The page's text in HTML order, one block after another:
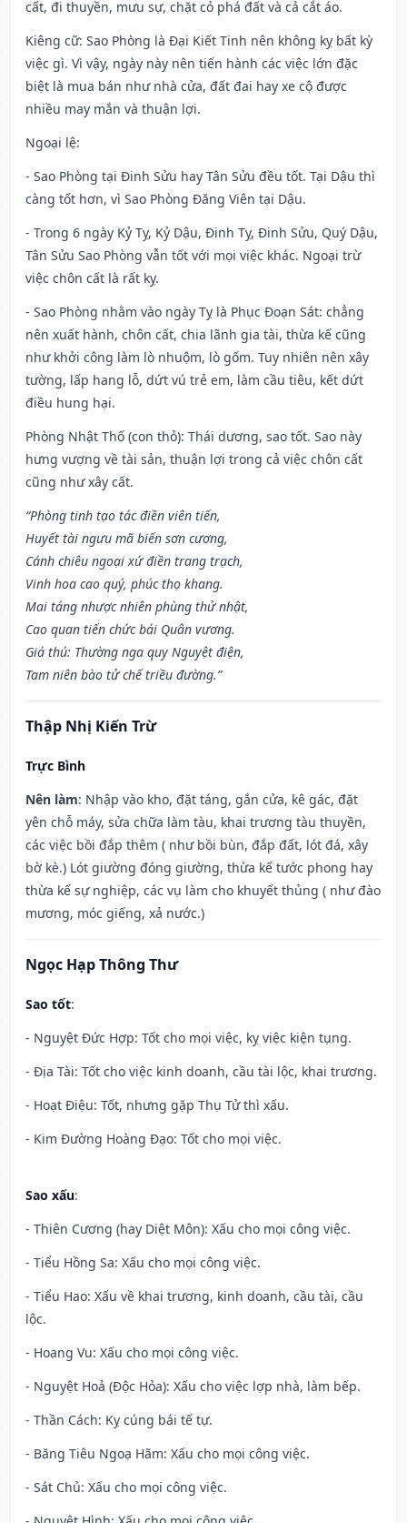
cất, đi thuyền, mưu sự, chặt cỏ phá đất và cả cắt áo.
Kiêng cữ: Sao Phòng là Đại Kiết Tinh nên không kỵ bất kỳ
việc gì. Vì vậy, ngày này nên tiến hành các việc lớn đặc
biệt là mua bán như nhà cửa, đất đai hay xe cộ được
nhiều may mắn và thuận lợi.
Ngoại lệ:
- Sao Phòng tại Đinh Sửu hay Tân Sửu đều tốt. Tại Dậu thì
càng tốt hơn, vì Sao Phòng Đăng Viên tại Dậu.
- Trong 6 ngày Kỷ Tỵ, Kỷ Dậu, Đinh Tỵ, Đinh Sửu, Quý Dậu,
Tân Sửu Sao Phòng vẫn tốt với mọi việc khác. Ngoại trừ
việc chôn cất là rất kỵ.
- Sao Phòng nhằm vào ngày Tỵ là Phục Đoạn Sát: chẳng
nên xuất hành, chôn cất, chia lãnh gia tài, thừa kế cũng
như khởi công làm lò nhuộm, lò gốm. Tuy nhiên nên xây
tường, lấp hang lỗ, dứt vú trẻ em, làm cầu tiêu, kết dứt
điều hung hại.
Phòng Nhật Thố (con thỏ): Thái dương, sao tốt. Sao này
hưng vượng về tài sản, thuận lợi trong cả việc chôn cất
cũng như xây cất.
“Phòng tinh tạo tác điền viên tiến,
Huyết tài ngưu mã biến sơn cương,
Cánh chiêu ngoại xứ điền trang trạch,
Vinh hoa cao quý, phúc thọ khang.
Mai táng nhược nhiên phùng thử nhật,
Cao quan tiến chức bái Quân vương.
Giá thú: Thường nga quy Nguyệt điện,
Tam niên bào tử chế triều đường.”
Thập Nhị Kiến Trừ
Trực Bình
Nên làm: Nhập vào kho, đặt táng, gắn cửa, kê gác, đặt
yên chỗ máy, sửa chữa làm tàu, khai trương tàu thuyền,
các việc bồi đắp thêm ( như bồi bùn, đắp đất, lót đá, xây
bờ kè.) Lót giường đóng giường, thừa kế tước phong hay
thừa kế sự nghiệp, các vụ làm cho khuyết thủng ( như đào
mương, móc giếng, xả nước.)
Ngọc Hạp Thông Thư
Sao tốt:
- Nguyệt Đức Hợp: Tốt cho mọi việc, kỵ việc kiện tụng.
- Địa Tài: Tốt cho việc kinh doanh, cầu tài lộc, khai trương.
- Hoạt Điệu: Tốt, nhưng gặp Thụ Tử thì xấu.
- Kim Đường Hoàng Đạo: Tốt cho mọi việc.
Sao xấu:
- Thiên Cương (hay Diệt Môn): Xấu cho mọi công việc.
- Tiểu Hồng Sa: Xấu cho mọi công việc.
- Tiểu Hao: Xấu về khai trương, kinh doanh, cầu tài, cầu
lộc.
- Hoang Vu: Xấu cho mọi công việc.
- Nguyệt Hoả (Độc Hỏa): Xấu cho việc lợp nhà, làm bếp.
- Thần Cách: Kỵ cúng bái tế tự.
- Băng Tiêu Ngoạ Hãm: Xấu cho mọi công việc.
- Sát Chủ: Xấu cho mọi công việc.